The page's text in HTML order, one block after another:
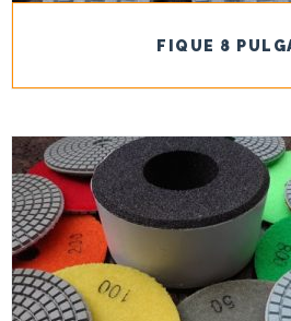
FIQUE 8